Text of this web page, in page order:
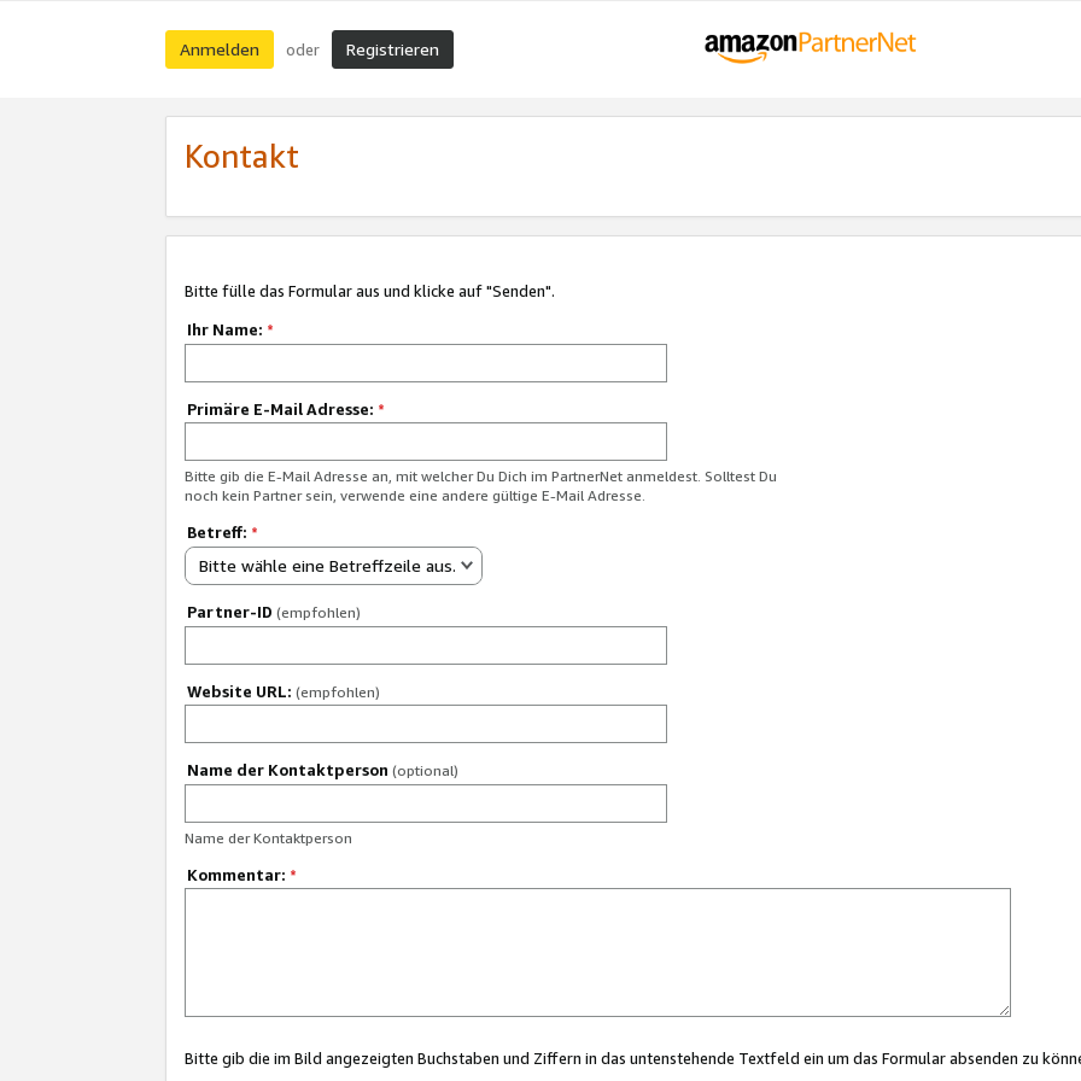
Anmelden oder Registrieren
Kontakt
Bitte fülle das Formular aus und klicke auf "Senden".
Ihr Name: *
Primäre E-Mail Adresse: *
Bitte gib die E-Mail Adresse an, mit welcher Du Dich im PartnerNet anmeldest. Solltest Du
noch kein Partner sein, verwende eine andere gültige E-Mail Adresse.
Betreff: *
Bitte wähle eine Betreffzeile aus.
Partner-ID (empfohlen)
Website URL: (empfohlen)
Name der Kontaktperson (optional)
Name der Kontaktperson
Kommentar: *
Bitte gib die im Bild angezeigten Buchstaben und Ziffern in das untenstehende Textfeld ein um das Formular absenden zu